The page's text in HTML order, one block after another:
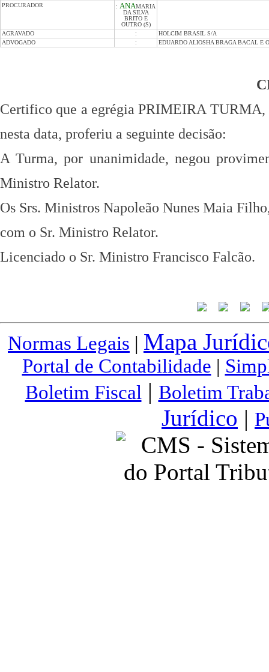
PROCURADOR
: ANAMARIA
DA SILVA
BRITO E
OUTRO (S)
AGRAVADO
:
HOLCIM BRASIL S/A
ADVOGADO
: EDUARDO ALIOSHA BRAGA BACAL E
Certifico que a egrégia PRIMEIRA TURMA,
nesta data, proferiu a seguinte decisão:
A Turma, por unanimidade, negou
Ministro Relator.
Os Srs. Ministros Napoleão Nunes Maia
com o Sr. Ministro Relator.
Licenciado o Sr. Ministro Francisco Falcão.
Normas Legais | Mapa
Portal de Contabilidade |
Boletim Fiscal | Boletim
Jurídico |